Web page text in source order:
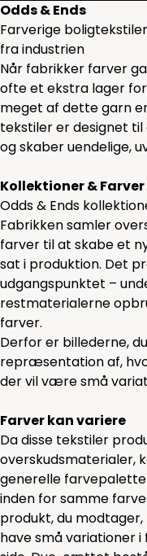
Odds & Ends
Farverige
fra industrien
Når fabrikker farver
ofte et ekstra lager
meget af dette garn
tekstiler er designet
og skaber uendelige,
Kollektioner & Farver
Odds & Ends
Fabrikken samler
farver til at skabe et
sat i produktion. Det
udgangspunktet –
restmaterialerne
farver.
Derfor er billederne,
repræsentation af,
der vil være små
Farver kan variere
Da disse tekstiler
overskudsmaterialer,
generelle
inden for samme
produkt, du
have små variationer